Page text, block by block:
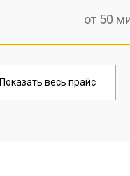
от 50
от 60
Показать весь прайс